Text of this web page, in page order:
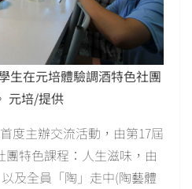
生在元培體驗調酒特色社團
元培/提供
度主辦交流活動，由第17屆
特色課程：人生滋味，由
及全員「陶」走中(陶藝體